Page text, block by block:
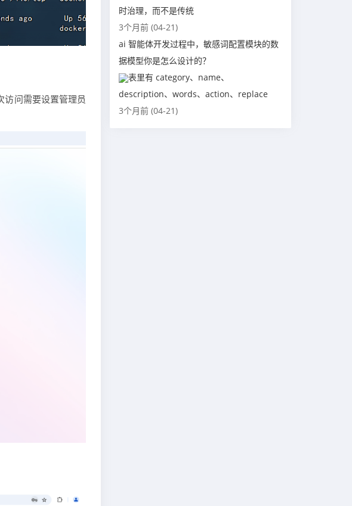
问需要设置管理员
时治理，而不是传统
3个月前 (04-21)
ai 智能体开发过程中，敏感词配置模块的数
据模型你是怎么设计的？
表里有 category、name、
description、words、action、replace
3个月前 (04-21)